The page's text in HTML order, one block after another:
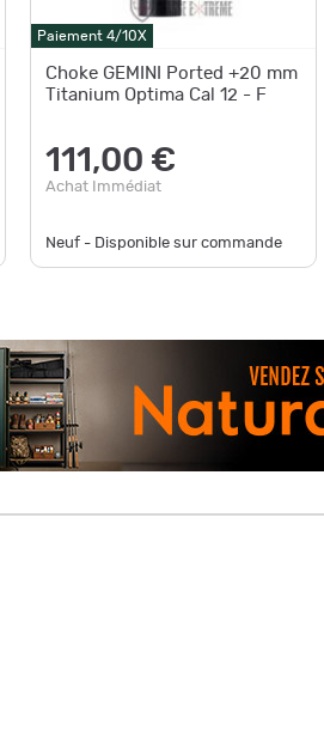
Paiement 4/10X
Choke GEMINI Ported +20 mm
Titanium Optima Cal 12 - F
111,00 €
Achat Immédiat
Neuf - Disponible sur commande